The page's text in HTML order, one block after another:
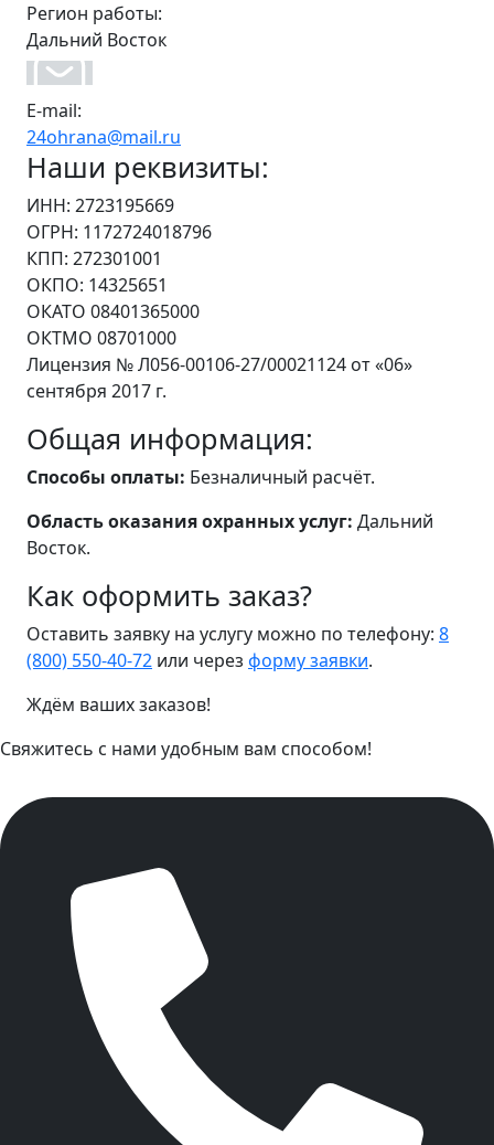
Регион работы:
Дальний Восток
E-mail:
24ohrana@mail.ru
Наши реквизиты:
ИНН: 2723195669
ОГРН: 1172724018796
КПП: 272301001
ОКПО: 14325651
ОКАТО 08401365000
ОКТМО 08701000
Лицензия № Л056-00106-27/00021124 от «06»
сентября 2017 г.
Общая информация:
Способы оплаты: Безналичный расчёт.
Область оказания охранных услуг: Дальний
Восток.
Как оформить заказ?
Оставить заявку на услугу можно по телефону: 8
(800) 550-40-72 или через форму заявки.
Ждём ваших заказов!
Свяжитесь с нами удобным вам способом!